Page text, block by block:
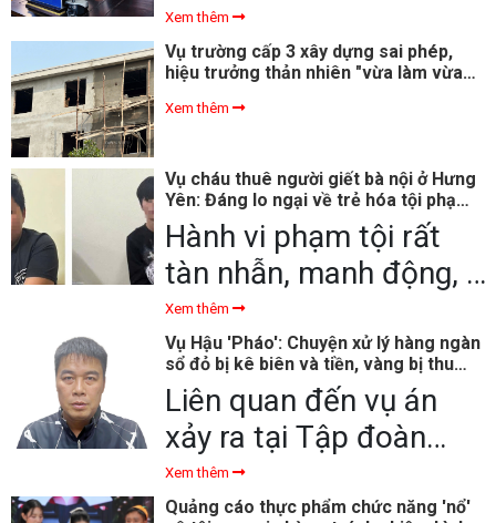
phạt nghiêm khắc nhất là tù chung thân hoặc
tử hình.
Xem thêm
Vụ trường cấp 3 xây dựng sai phép,
hiệu trưởng thản nhiên "vừa làm vừa
Xem thêm
Vụ cháu thuê người giết bà nội ở Hưng
Yên: Đáng lo ngại về trẻ hóa tội phạm
ảnh hưởng tiêu cực từ tiếp cận game
bạo lực ?
Hành vi phạm tội rất
tàn nhẫn, manh động, ý
thức coi thường pháp
luật đến rợn người. Có
lẽ ít ai có thể hình dung
được một đứa trẻ mới
ở độ tuổi đó mà đã
nhẫn tâm sát hại bà nội
Xem thêm
Vụ Hậu 'Pháo': Chuyện xử lý hàng ngàn
sổ đỏ bị kê biên và tiền, vàng bị thu
giữ
Liên quan đến vụ án
xảy ra tại Tập đoàn
Phúc Sơn, CQĐT thu
giữ khối tài sản khổng
Xem thêm
Quảng cáo thực phẩm chức năng 'nổ'